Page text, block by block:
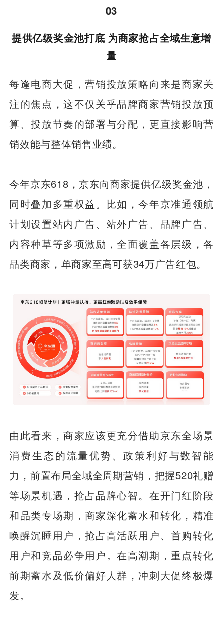
03
提供亿级奖金池打底 为商家抢占全域生意增
量
每逢电商大促，营销投放策略向来是商家关
注的焦点，这不仅关乎品牌商家营销投放预
算、投放节奏的部署与分配，更直接影响营
销效能与整体销售业绩。
今年京东618，京东向商家提供亿级奖金池，
同时叠加多重权益。比如，今年京准通领航
计划设置站内广告、站外广告、品牌广告、
内容种草等多项激励，全面覆盖各层级，各
品类商家，单商家至高可获34万广告红包。
由此看来，商家应该更充分借助京东全场景
消费生态的流量优势、政策利好与数智能
力，前置布局全域全周期营销，把握520礼赠
等场景机遇，抢占品牌心智。在开门红阶段
和品类专场期，商家深化蓄水和转化，精准
唤醒沉睡用户，抢占高活跃用户、首购转化
用户和竞品必争用户。在高潮期，重点转化
前期蓄水及低价偏好人群，冲刺大促终极爆
发。